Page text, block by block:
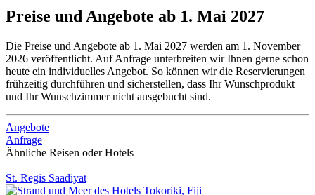
Preise und Angebote ab 1. Mai 2027
Die Preise und Angebote ab 1. Mai 2027 werden am 1. November
2026 veröffentlicht. Auf Anfrage unterbreiten wir Ihnen gerne schon
heute ein individuelles Angebot. So können wir die Reservierungen
frühzeitig durchführen und sicherstellen, dass Ihr Wunschprodukt
und Ihr Wunschzimmer nicht ausgebucht sind.
Angebote
Anfrage
Ähnliche Reisen oder Hotels
St. Regis Saadiyat